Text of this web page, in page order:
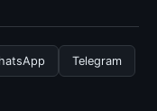
berkala. Kami
terkini dan
Telegram